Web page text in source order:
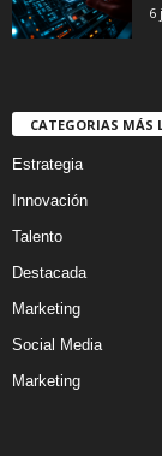
6
CATEGORIAS MÁS
Estrategia
Innovación
Talento
Destacada
Marketing
Social Media
Marketing